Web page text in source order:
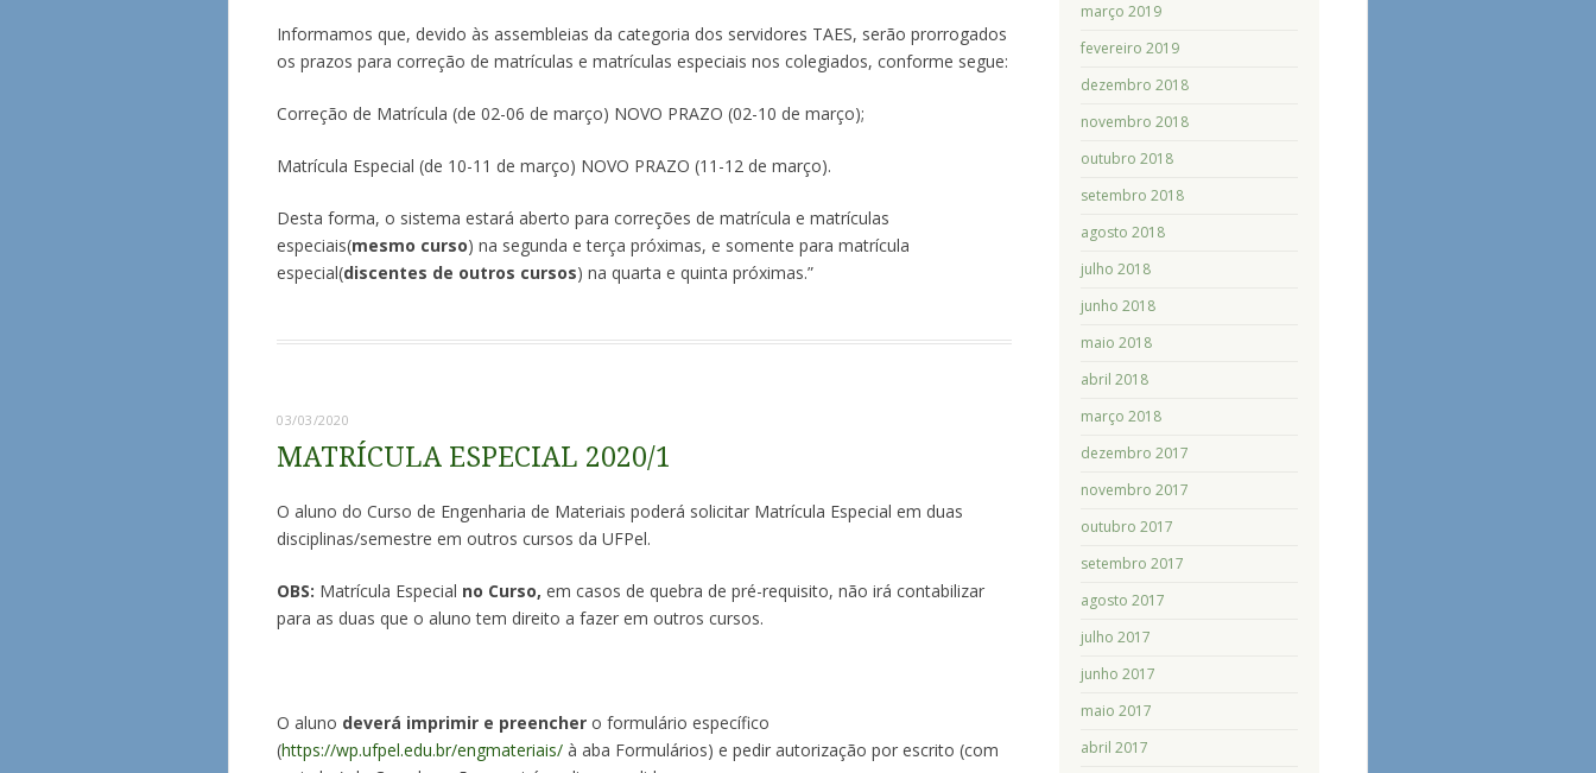
Informamos que, devido às assembleias da categoria dos servidores TAES, serão prorrogados
os prazos para correção de matrículas e matrículas especiais nos colegiados, conforme segue:
Correção de Matrícula (de 02-06 de março) NOVO PRAZO (02-10 de março);
Matrícula Especial (de 10-11 de março) NOVO PRAZO (11-12 de março).
Desta forma, o sistema estará aberto para correções de matrícula e matrículas
especiais(mesmo curso) na segunda e terça próximas, e somente para matrícula
especial(discentes de outros cursos) na quarta e quinta próximas.”
03/03/2020
MATRÍCULA ESPECIAL 2020/1
O aluno do Curso de Engenharia de Materiais poderá solicitar Matrícula Especial em duas
disciplinas/semestre em outros cursos da UFPel.
OBS: Matrícula Especial no Curso, em casos de quebra de pré-requisito, não irá contabilizar
para as duas que o aluno tem direito a fazer em outros cursos.
O aluno deverá imprimir e preencher o formulário específico
(https://wp.ufpel.edu.br/engmateriais/ à aba Formulários) e pedir autorização por escrito (com
março 2019
fevereiro 2019
dezembro 2018
novembro 2018
outubro 2018
setembro 2018
agosto 2018
julho 2018
junho 2018
maio 2018
abril 2018
março 2018
dezembro 2017
novembro 2017
outubro 2017
setembro 2017
agosto 2017
julho 2017
junho 2017
maio 2017
abril 2017